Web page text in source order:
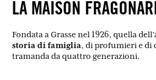
LA MAISON
Fondata a Grasse nel 1926, quella
storia di famiglia, di profumieri e di
tramanda da quattro generazioni.